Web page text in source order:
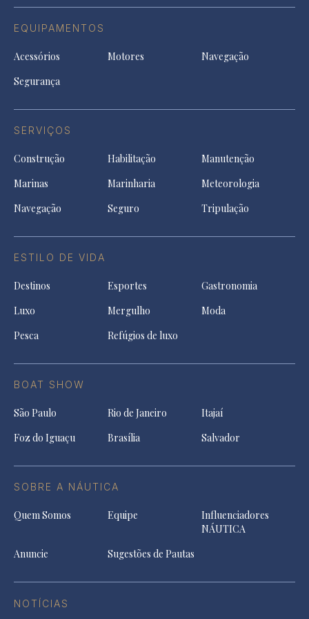
EQUIPAMENTOS
Acessórios Motores
Navegação
Segurança
SERVIÇOS
Construção Habilitação
Manutenção
Marinas
Marinharia
Meteorologia
Navegação
Seguro Tripulação
ESTILO DE VIDA
Destinos Esportes
Gastronomia
Luxo
Mergulho
Moda
Pesca
Refúgios de luxo
BOAT SHOW
São Paulo Rio de Janeiro
Itajaí
Foz do Iguaçu
Brasília Salvador
SOBRE A NÁUTICA
Quem Somos Equipe
Influenciadores
NÁUTICA
Anuncie
Sugestões de Pautas
NOTÍCIAS